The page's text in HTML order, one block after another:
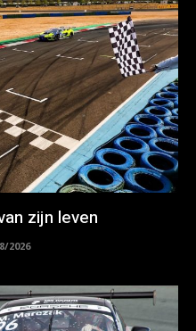
zijn leven
2026